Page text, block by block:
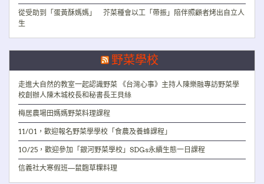
從受助到「蛋黃酥媽媽」 芥菜種會以工「帶振」陪伴照顧者烤出自立人
生
野菜學校
走進大自然的教室一起認識野菜 《台灣心事》主持人陳樂融專訪野菜學
校創辦人陳木城校長和秘書長王貝絲
梅居農場田媽媽野菜料理課程
11/01，歡迎報名野菜學學校「食農及養蜂課程」
10/25，歡迎參加「銀河野菜學校」SDGs永續生態一日課程
信義社大寒假班—鼠麴草粿料理